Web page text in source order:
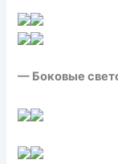
— Боковые